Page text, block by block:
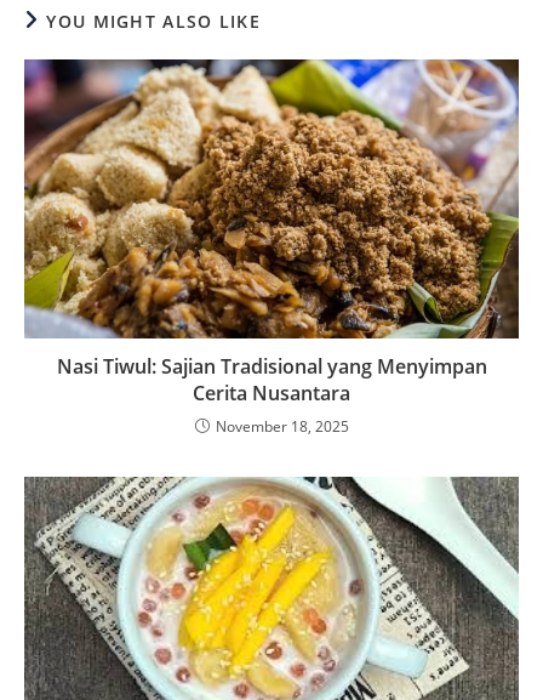
YOU MIGHT ALSO LIKE
Nasi Tiwul: Sajian Tradisional yang Menyimpan
Cerita Nusantara
November 18, 2025